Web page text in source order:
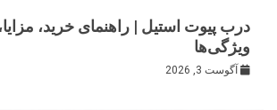
درب پیوت استیل | راهنمای خرید،
ویژگی‌ها
آگوست 3, 2026